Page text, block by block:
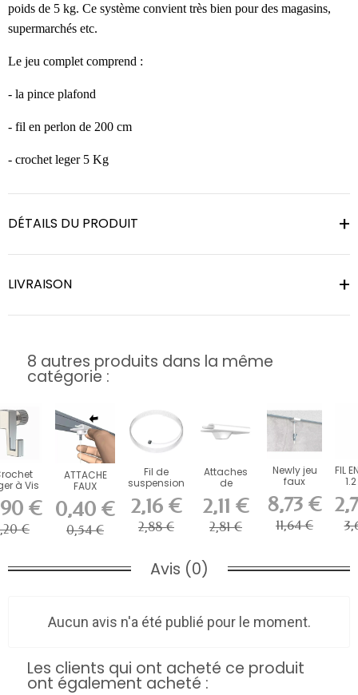
poids de 5 kg. Ce système convient très bien pour des magasins,
supermarchés etc.
Le jeu complet comprend :
- la pince plafond
- fil en perlon de 200 cm
- crochet leger 5 Kg
DÉTAILS DU PRODUIT
LIVRAISON
8 autres produits dans la même
catégorie :
à Vis
pour €
€
ATTACHE
FAUX
BLANC
PLASTIQUE
ARTITEQ
0,40 €
0,54 €
Fil de
suspension
Slider
Artiteq
2,16 €
2,88 €
Attaches
de
blanches
pour faux...
2,11 €
2,81 €
Newly jeu
faux
kg perlon
200 cm
8,73 €
11,64 €
FIL
Avis (0)
Aucun avis n'a été publié pour le moment.
Les clients qui ont acheté ce produit
ont également acheté :